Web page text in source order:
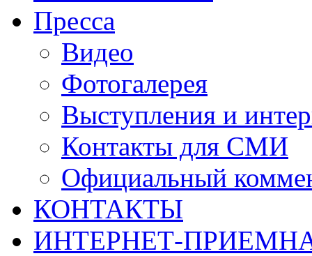
Пресса
Видео
Фотогалерея
Выступления и
Контакты для СМИ
Официальный
КОНТАКТЫ
ИНТЕРНЕТ-